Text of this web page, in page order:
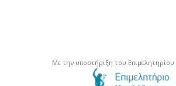
Με την υποστήριξη του